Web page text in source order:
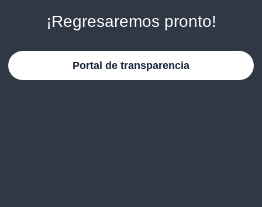
¡Regresaremos pronto!
Portal de transparencia